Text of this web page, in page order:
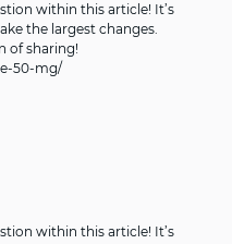
within this article! It’s
the largest changes.
of sharing!
50-mg/
within this article! It’s